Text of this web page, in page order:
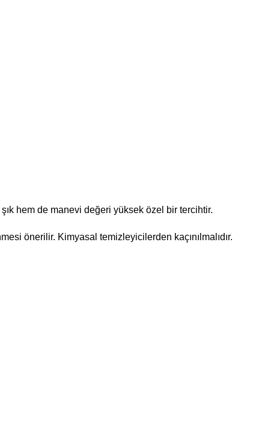
hem de manevi değeri yüksek özel bir tercihtir.
önerilir. Kimyasal temizleyicilerden kaçınılmalıdır.